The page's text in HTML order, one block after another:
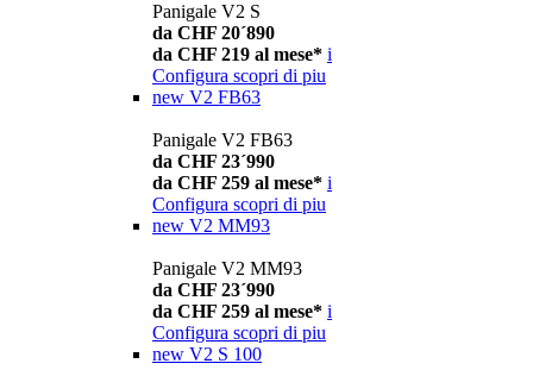
Panigale V2 S
da CHF 20´890
da CHF 219 al mese* i
Configura scopri di piu
new V2 FB63
Panigale V2 FB63
da CHF 23´990
da CHF 259 al mese* i
Configura scopri di piu
new V2 MM93
Panigale V2 MM93
da CHF 23´990
da CHF 259 al mese* i
Configura scopri di piu
new V2 S 100